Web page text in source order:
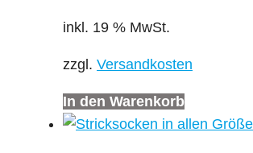
inkl. 19 % MwSt.
zzgl. Versandkosten
In den Warenkorb